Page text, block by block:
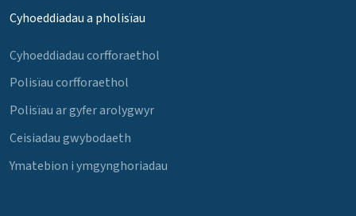
Cyhoeddiadau a pholisïau
Cyhoeddiadau corfforaethol
Polisïau corfforaethol
Polisïau ar gyfer arolygwyr
Ceisiadau gwybodaeth
Ymatebion i ymgynghoriadau